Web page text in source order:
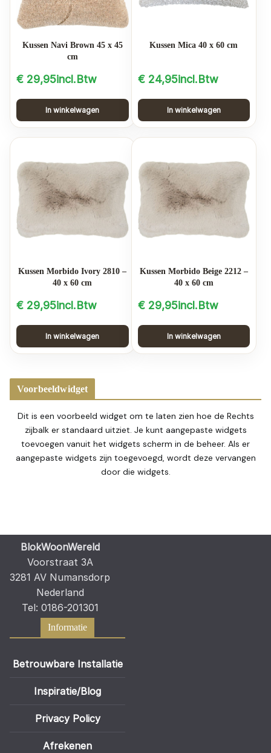
Kussen Navi Brown 45 x 45
cm
€ 29,95incl.Btw
In winkelwagen
Kussen Mica 40 x 60 cm
€24,95incl.Btw
In winkelwagen
Kussen Morbido Ivory 2810 –
40 x 60 cm
€ 29,95incl.Btw
In winkelwagen
Kussen Morbido Beige 2212 –
40 x 60 cm
€29,95incl.Btw
In winkelwagen
Voorbeeldwidget
Dit is een voorbeeld widget om te laten zien hoe de Rechts
zijbalk er standaard uitziet. Je kunt aangepaste widgets
toevoegen vanuit het widgets scherm in de beheer. Als er
aangepaste widgets zijn toegevoegd, wordt deze vervangen
door die widgets.
BlokWoonWereld
Voorstraat 3A
3281 AV Numansdorp
Nederland
Tel: 0186-201301
Informatie
Betrouwbare Installatie
Inspiratie/Blog
Privacy Policy
Afrekenen